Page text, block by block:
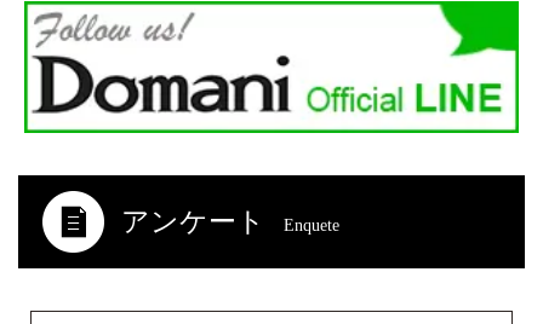
アンケート Enquete